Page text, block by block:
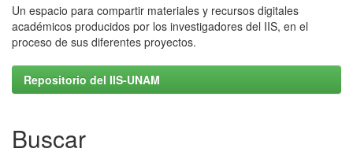
Un espacio para compartir materiales y recursos digitales
académicos producidos por los investigadores del IIS, en el
proceso de sus diferentes proyectos.
Repositorio del IIS-UNAM
Buscar